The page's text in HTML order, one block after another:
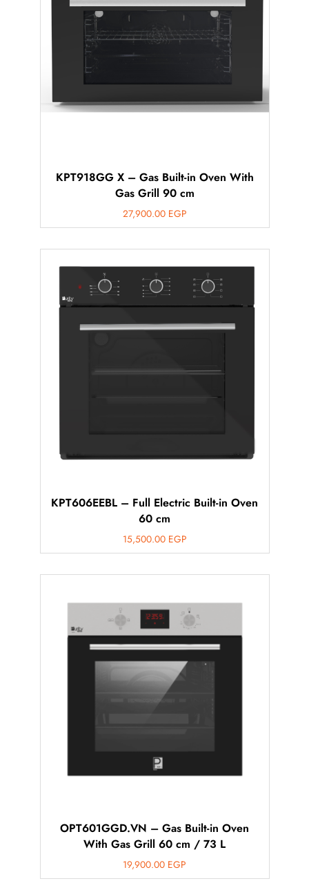
KPT918GG X – Gas Built-in Oven With
Gas Grill 90 cm
27,900.00 EGP
KPT606EEBL – Full Electric Built-in Oven
60 cm
15,500.00 EGP
OPT601GGD.VN – Gas Built-in Oven
With Gas Grill 60 cm / 73 L
19,900.00 EGP